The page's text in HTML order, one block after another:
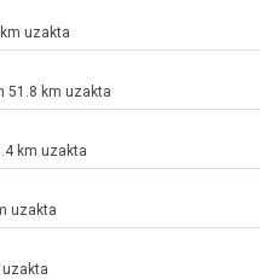
uzakta
51.8 km uzakta
km uzakta
uzakta
uzakta